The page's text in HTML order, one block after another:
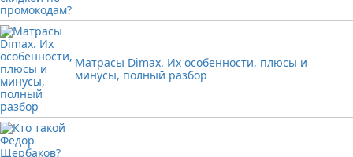
Матрасы Dimax. Их особенности, плюсы и
минусы, полный разбор